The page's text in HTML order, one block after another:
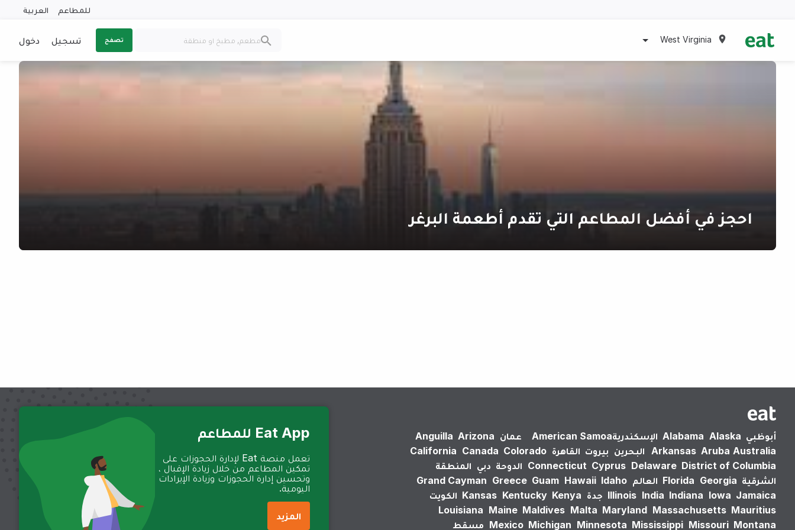
للمطاعم العربية
West Virginia تصفح تسجيل دخول
احجز في أفضل المطاعم التي تقدم أطعمة البرغر
أبوظبي Alabama Alaska الإسكندرية‎American Samoa عمان Anguilla Arizona
Arkansas Aruba Australia البحرين بيروت القاهرة California Canada Colorado
Connecticut Cyprus Delaware District of Columbia الدوحة دبي المنطقة
الشرقية
Florida Georgia العالم Grand Cayman Greece Guam Hawaii Idaho
Illinois India Indiana Iowa Jamaica جدة Kansas Kentucky Kenya
الكويت
Louisiana Maine Maldives Malta Maryland Massachusetts Mauritius
Mexico Michigan Minnesota Mississippi Missouri Montana مسقط
Eat App للمطاعم
تعمل منصة Eat لإدارة الحجوزات على
تمكين المطاعم من خلال زيادة الإقبال ،
وتحسين إدارة الحجوزات وزيادة الإيرادات
اليومية.
المزيد